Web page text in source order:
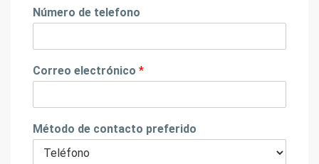
Número de telefono
Correo electrónico*
Método de contacto preferido